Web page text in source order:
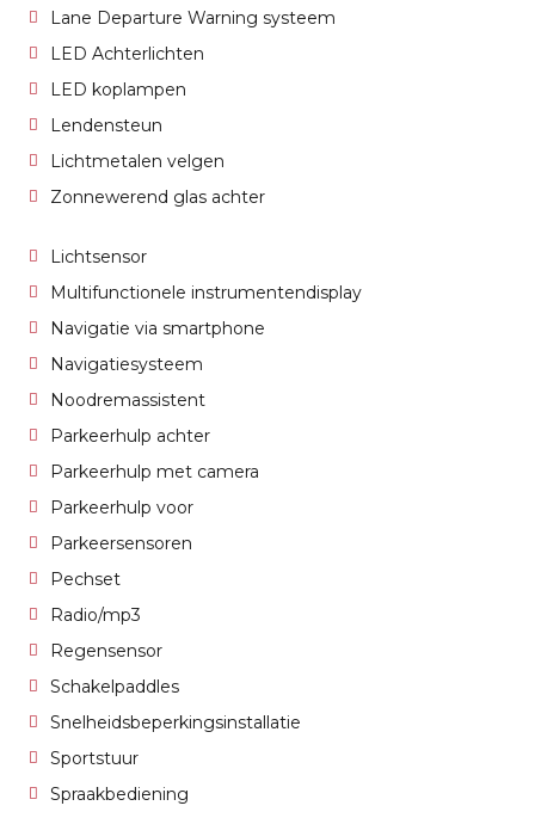
Lane Departure Warning systeem
LED Achterlichten
LED koplampen
Lendensteun
Lichtmetalen velgen
Zonnewerend glas achter
Lichtsensor
Multifunctionele instrumentendisplay
Navigatie via smartphone
Navigatiesysteem
Noodremassistent
Parkeerhulp achter
Parkeerhulp met camera
Parkeerhulp voor
Parkeersensoren
Pechset
Radio/mp3
Regensensor
Schakelpaddles
Snelheidsbeperkingsinstallatie
Sportstuur
Spraakbediening